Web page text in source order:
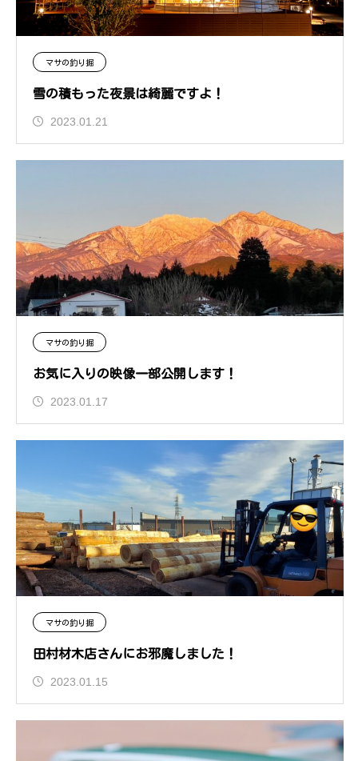
マサの釣り掘
雪の積もった夜景は綺麗ですよ！
2023.01.21
マサの釣り掘
お気に入りの映像一部公開します！
2023.01.17
マサの釣り掘
田村材木店さんにお邪魔しました！
2023.01.15